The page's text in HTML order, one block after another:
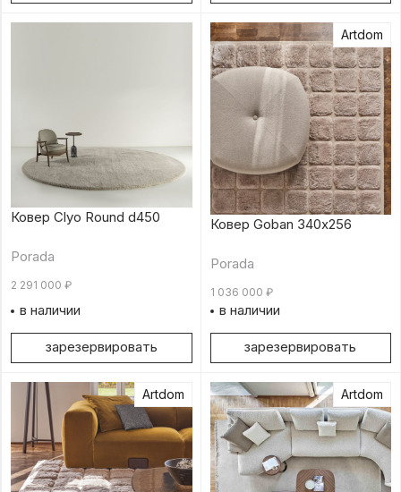
Ковер Clyo Round d450
Porada
2 291 000 ₽
в наличии
зарезервировать
Artdom
Ковер Goban 340х256
Porada
1 036 000 ₽
в наличии
зарезервировать
Artdom Artdom